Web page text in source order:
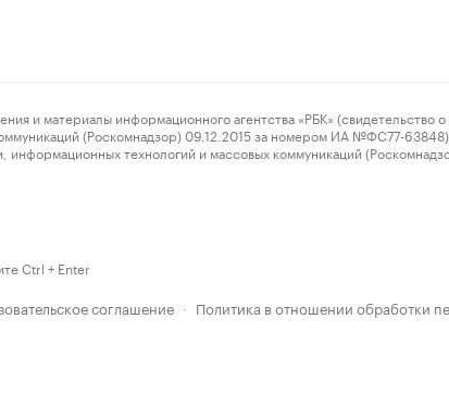
информационного агентства «РБК» (свидетельство о
(Роскомнадзор) 09.12.2015 за номером ИА №ФС77-63848)
технологий и массовых коммуникаций
Ctrl + Enter
соглашение · Политика в отношении обработки